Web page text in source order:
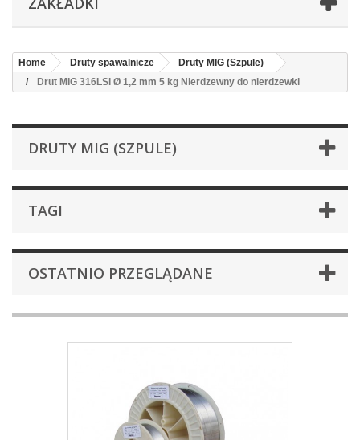
Home Druty spawalnicze
Druty MIG (Szpule)
Drut MIG 316LSi Ø 1,2 mm 5 kg Nierdzewny do nierdzewki
DRUTY MIG (SZPULE)
TAGI
OSTATNIO PRZEGLĄDANE